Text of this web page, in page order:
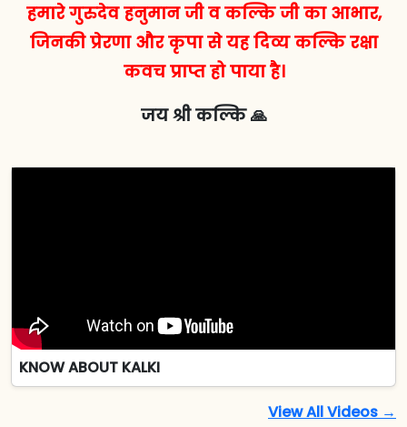
हमारे गुरुदेव हनुमान जी व कल्कि जी का आभार,
जिनकी प्रेरणा और कृपा से यह दिव्य कल्कि रक्षा
कवच प्राप्त हो पाया है।
जय श्री कल्कि 🙏
KNOW ABOUT KALKI
View All Videos →